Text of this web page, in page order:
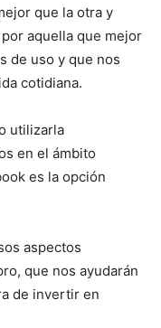
que la otra y
aquella que mejor
de uso y que nos
cotidiana.
utilizarla
en el ámbito
es la opción
aspectos
que nos ayudarán
de invertir en